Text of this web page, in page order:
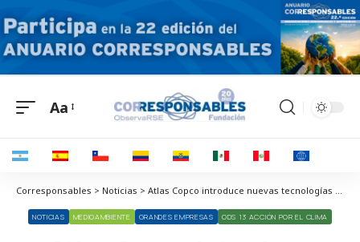
Aa
Corresponsables > Noticias > Atlas Copco introduce nuevas tecnologías para la industria y minería peruana
NOTICIAS MEDIOAMBIENTE GRANDES EMPRESAS ODS 13 ACCIÓN POR EL CLIMA